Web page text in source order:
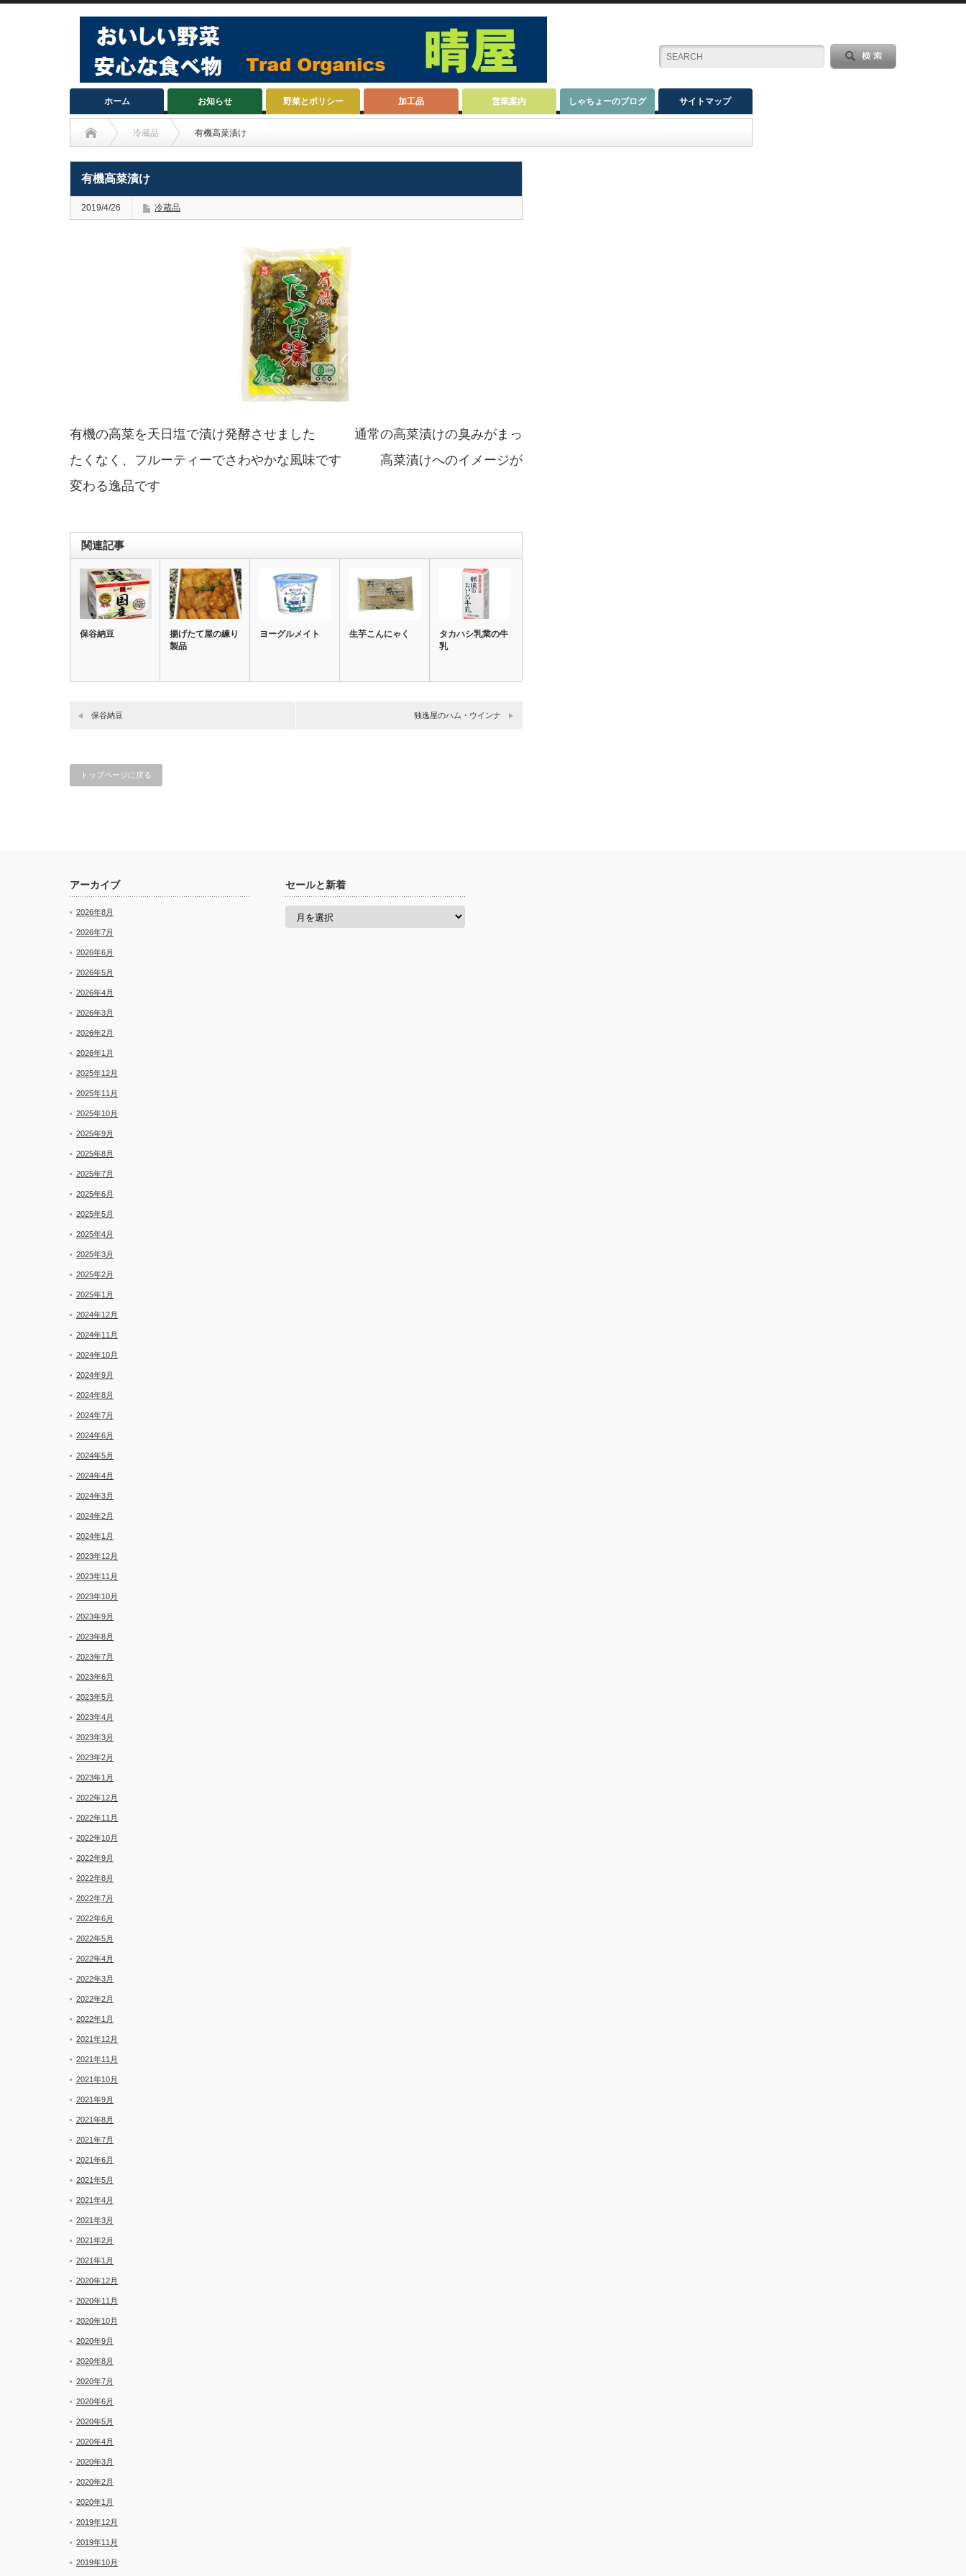
ホーム お知らせ 野菜とポリシー 加工品 営業案内 しゃちょーのブログ サイトマップ
冷蔵品 有機高菜漬け
有機高菜漬け
2019/4/26 冷蔵品
有機の高菜を天日塩で漬け発酵させました 通常の高菜漬けの臭みがまっ
たくなく、フルーティーでさわやかな風味です 高菜漬けへのイメージが
変わる逸品です
関連記事
保谷納豆
揚げたて屋の練り
製品
ヨーグルメイト 生芋こんにゃく
タカハシ乳業の牛
乳
保谷納豆 独逸屋のハム・ウインナ
トップページに戻る
アーカイブ
2026年8月
2026年7月
2026年6月
2026年5月
2026年4月
2026年3月
2026年2月
2026年1月
2025年12月
2025年11月
2025年10月
2025年9月
2025年8月
2025年7月
2025年6月
2025年5月
2025年4月
2025年3月
2025年2月
2025年1月
2024年12月
2024年11月
2024年10月
2024年9月
2024年8月
2024年7月
2024年6月
2024年5月
2024年4月
2024年3月
2024年2月
2024年1月
2023年12月
2023年11月
2023年10月
2023年9月
2023年8月
2023年7月
2023年6月
2023年5月
2023年4月
2023年3月
2023年2月
2023年1月
2022年12月
2022年11月
2022年10月
2022年9月
2022年8月
2022年7月
2022年6月
2022年5月
2022年4月
2022年3月
2022年2月
2022年1月
2021年12月
2021年11月
2021年10月
2021年9月
2021年8月
2021年7月
2021年6月
2021年5月
2021年4月
2021年3月
2021年2月
2021年1月
2020年12月
2020年11月
2020年10月
2020年9月
2020年8月
2020年7月
2020年6月
2020年5月
2020年4月
2020年3月
2020年2月
2020年1月
2019年12月
2019年11月
2019年10月
セールと新着
セ